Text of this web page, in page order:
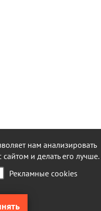
нам анализировать
и делать его лучше.
Рекламные cookies